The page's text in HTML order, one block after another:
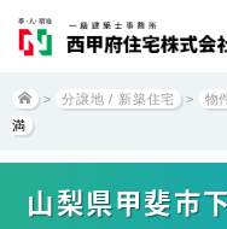
> 分譲地 / 新築住宅 > 物
満
山梨県甲斐市